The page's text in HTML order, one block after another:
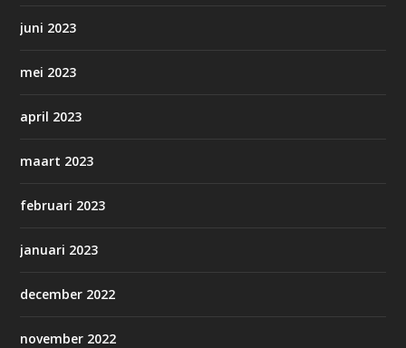
juni 2023
mei 2023
april 2023
maart 2023
februari 2023
januari 2023
december 2022
november 2022